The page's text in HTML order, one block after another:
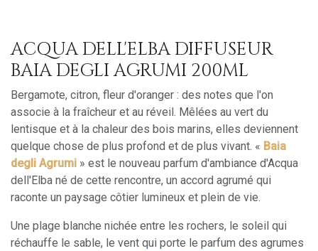
ACQUA DELL'ELBA DIFFUSEUR
BAIA DEGLI AGRUMI 200ML
Bergamote, citron, fleur d'oranger : des notes que l'on
associe à la fraîcheur et au réveil. Mêlées au vert du
lentisque et à la chaleur des bois marins, elles deviennent
quelque chose de plus profond et de plus vivant. « Baia
degli Agrumi » est le nouveau parfum d'ambiance d'Acqua
dell'Elba né de cette rencontre, un accord agrumé qui
raconte un paysage côtier lumineux et plein de vie.
Une plage blanche nichée entre les rochers, le soleil qui
réchauffe le sable, le vent qui porte le parfum des agrumes